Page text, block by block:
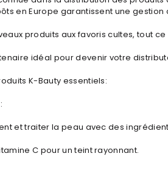
en Europe garantissent une gestion
produits aux favoris cultes, tout
idéal pour devenir votre
K-Bauty essentiels:
:
et traiter la peau avec des
C pour un teint rayonnant.